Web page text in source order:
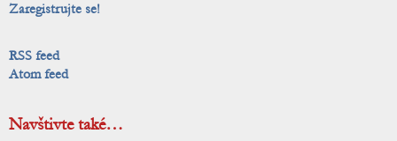
Zaregistrujte se!
RSS feed
Atom feed
Navštivte také…